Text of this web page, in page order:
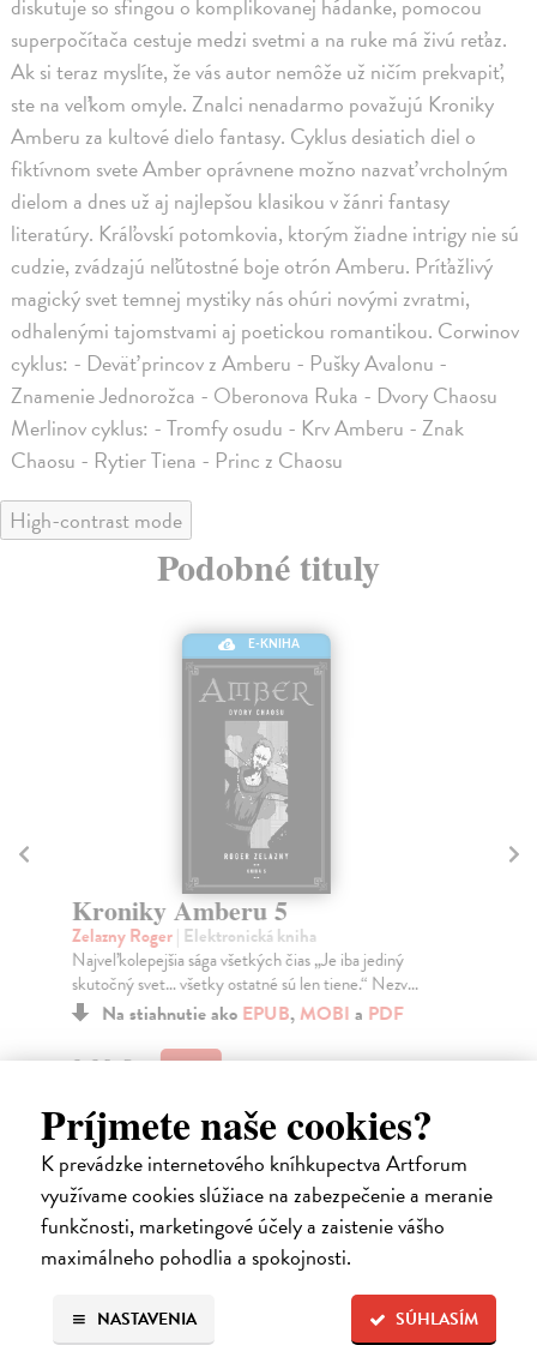
Príjmete naše cookies?
K prevádzke internetového kníhkupectva Artforum
využívame cookies slúžiace na zabezpečenie a meranie
funkčnosti, marketingové účely a zaistenie vášho
maximálneho pohodlia a spokojnosti.
SÚHLASÍM
NASTAVENIA
diskutuje so sfingou o komplikovanej hádanke, pomocou
superpočítača cestuje medzi svetmi a na ruke má živú reťaz.
Ak si teraz myslíte, že vás autor nemôže už ničím prekvapiť,
ste na veľkom omyle. Znalci nenadarmo považujú Kroniky
Amberu za kultové dielo fantasy. Cyklus desiatich diel o
fiktívnom svete Amber oprávnene možno nazvať vrcholným
dielom a dnes už aj najlepšou klasikou v žánri fantasy
literatúry. Kráľovskí potomkovia, ktorým žiadne intrigy nie sú
cudzie, zvádzajú neľútostné boje otrón Amberu. Príťažlivý
magický svet temnej mystiky nás ohúri novými zvratmi,
odhalenými tajomstvami aj poetickou romantikou. Corwinov
cyklus: - Deväť princov z Amberu - Pušky Avalonu -
Znamenie Jednorožca - Oberonova Ruka - Dvory Chaosu
Merlinov cyklus: - Tromfy osudu - Krv Amberu - Znak
Chaosu - Rytier Tiena - Princ z Chaosu
High-contrast mode
Podobné tituly
E-KNIHA
Kroniky Amberu 5
Zelazny Roger| Elektronická kniha
Najveľkolepejšia sága všetkých čias „Je iba jediný
skutočný svet… všetky ostatné sú len tiene.“ Nezv...
Na stiahnutie ako EPUB,MOBI a PDF
9,90 €
High-contrast mode
Čitatelia s podobným vkusom si
kúpili aj: